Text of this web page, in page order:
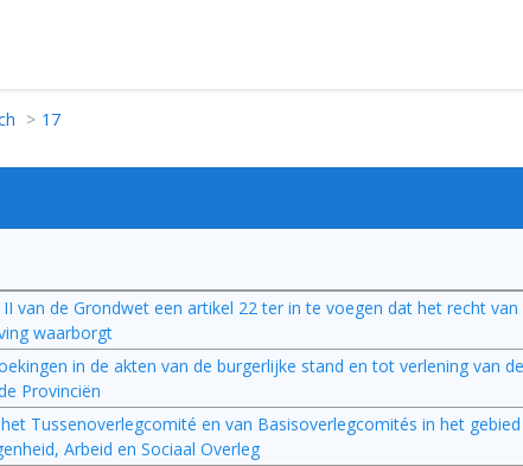
17
van de Grondwet een artikel 22 ter in te voegen dat het recht
waarborgt
in de akten van de burgerlijke stand en tot verlening van
Provinciën
Tussenoverlegcomité en van Basisoverlegcomités in het
Arbeid en Sociaal Overleg